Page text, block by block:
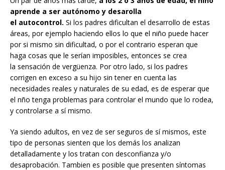
aprende a ser autónomo y desarolla
el autocontrol. Si los padres dificultan el desarrollo de estas
áreas, por ejemplo haciendo ellos lo que el niño puede hacer
por si mismo sin dificultad, o por el contrario esperan que
haga cosas que le serían imposibles, entonces se crea
la sensación de vergüenza. Por otro lado, si los padres
corrigen en exceso a su hijo sin tener en cuenta las
necesidades reales y naturales de su edad, es de esperar que
el nño tenga problemas para controlar el mundo que lo rodea,
y controlarse a sí mismo.
Ya siendo adultos, en vez de ser seguros de sí mismos, este
tipo de personas sienten que los demás los analizan
detalladamente y los tratan con desconfianza y/o
desaprobación. Tambien es posible que presenten síntomas